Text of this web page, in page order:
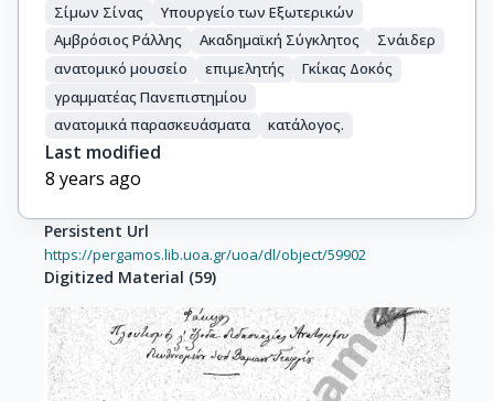
Σίμων Σίνας
Υπουργείο των Εξωτερικών
Αμβρόσιος Ράλλης
Ακαδημαϊκή Σύγκλητος
Σνάιδερ
ανατομικό μουσείο
επιμελητής
Γκίκας Δοκός
γραμματέας Πανεπιστημίου
ανατομικά παρασκευάσματα
κατάλογος.
Last modified
8 years ago
Persistent Url
https://pergamos.lib.uoa.gr/uoa/dl/object/59902
Digitized Material (59)